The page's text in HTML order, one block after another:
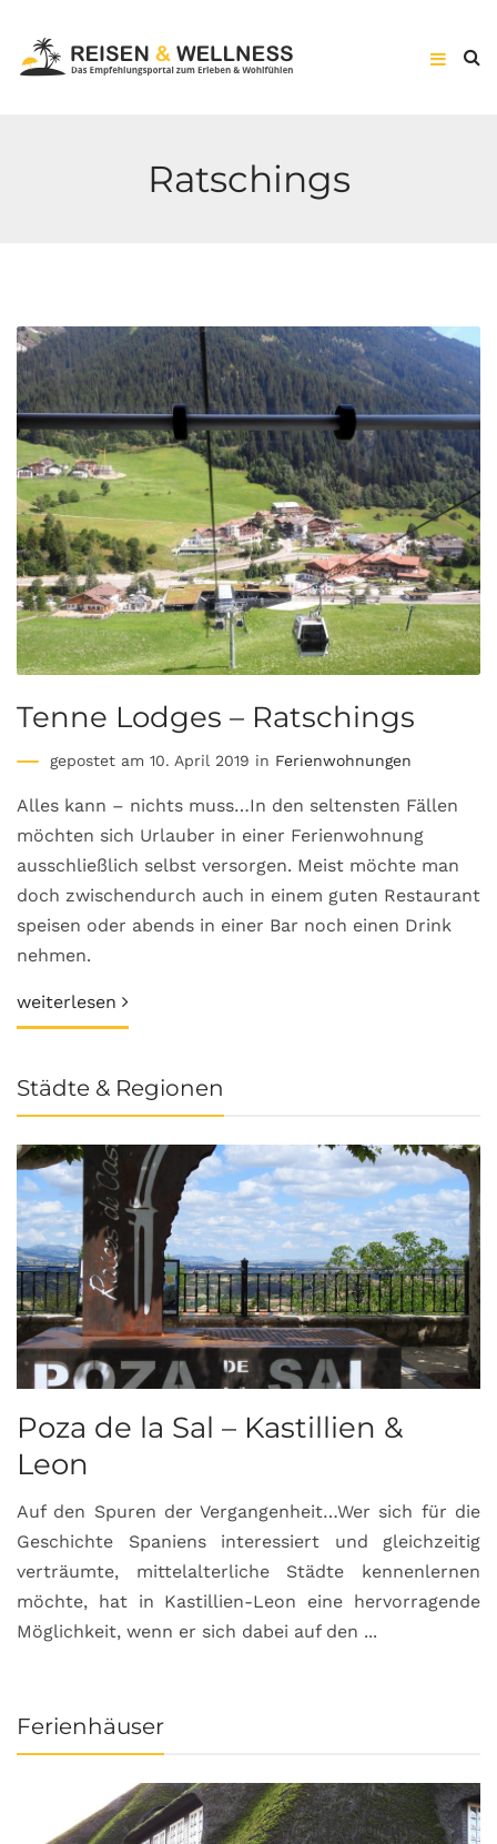
Ratschings
Tenne Lodges – Ratschings
gepostet am 10. April 2019 in Ferienwohnungen
Alles kann – nichts muss…In den seltensten Fällen
möchten sich Urlauber in einer Ferienwohnung
ausschließlich selbst versorgen. Meist möchte man
doch zwischendurch auch in einem guten Restaurant
speisen oder abends in einer Bar noch einen Drink
nehmen.
weiterlesen
Städte & Regionen
Poza de la Sal – Kastillien &
Leon
Auf den Spuren der Vergangenheit…Wer sich für die
Geschichte Spaniens interessiert und gleichzeitig
verträumte, mittelalterliche Städte kennenlernen
möchte, hat in Kastillien-Leon eine hervorragende
Möglichkeit, wenn er sich dabei auf den ...
Ferienhäuser